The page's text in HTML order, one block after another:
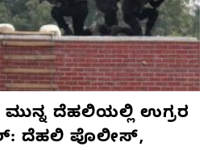
ಮುನ್ನ ದೆಹಲಿಯಲ್ಲಿ ಉಗ್ರರ
ದೆಹಲಿ ಪೊಲೀಸ್,